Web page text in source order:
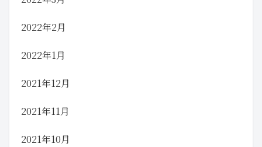
2022年2月
2022年1月
2021年12月
2021年11月
2021年10月